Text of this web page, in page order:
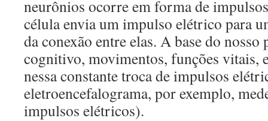
neurônios ocorre em forma de
célula envia um impulso elétrico para
da conexão entre elas. A base do nosso
cognitivo, movimentos, funções vitais,
nessa constante troca de impulsos
eletroencefalograma, por exemplo,
impulsos elétricos).